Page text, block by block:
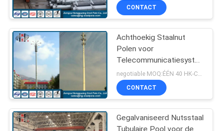
VR-
SHOW
ONGEVEER
ONS
FABRIEKSREIS
Elektromacht Pool
258
140
CONTACT
Achthoekig Staalnut
Polen voor
Telecommunicatiesysteem
Q235 312mm
CONTACT
Gegalvaniseerd Nutsstaal
Tubulaire Pool voor de